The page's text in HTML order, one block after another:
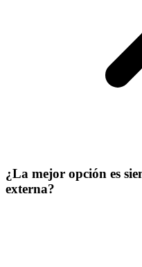
¿La mejor opción es
externa?